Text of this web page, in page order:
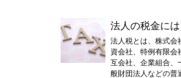
法人の税金に
法人税とは、株式会
資会社、特例有限会
互会社、企業組合、
般財団法人などの普